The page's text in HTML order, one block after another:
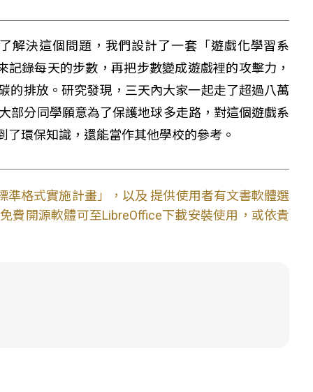
解決這個問題，我們設計了一套「遊戲化學習系
錄每天的步數，再把步數變成遊戲裡的攻擊力，
的排放。研究發現，三天內大家一起走了超過八萬
部分同學願意為了保護地球多走路，對這個遊戲系
環保知識，還能當作其他學校的參考。
準格式實施計畫」，以及 提供使用者有文書軟體選
費開源軟體可至LibreOffice下載安裝使用，或依貴